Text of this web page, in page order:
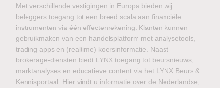
Met verschillende vestigingen in Europa bieden wij
beleggers toegang tot een breed scala aan financiële
instrumenten via één effectenrekening. Klanten kunnen
gebruikmaken van een handelsplatform met analysetools,
trading apps en (realtime) koersinformatie. Naast
brokerage-diensten biedt LYNX toegang tot beursnieuws,
marktanalyses en educatieve content via het LYNX Beurs &
Kennisportaal. Hier vindt u informatie over de Nederlandse,